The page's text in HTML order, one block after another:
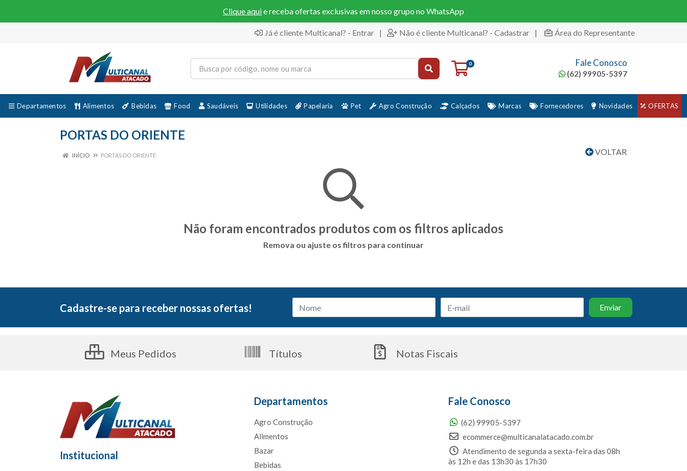
Clique aquie receba ofertas exclusivas em nosso grupo no WhatsApp
Já é cliente Multicanal? - Entrar | Não é cliente Multicanal? - Cadastrar | Área do Representante
0 Fale Conosco
(62) 99905-5397
Departamentos Alimentos Bebidas Food Saudáveis Utilidades Papelaria Pet Agro Construção Calçados Marcas Fornecedores Novidades OFERTAS
PORTAS DO ORIENTE
VOLTAR
INÍCIO PORTAS DO ORIENTE
Não foram encontrados produtos com os filtros aplicados
Remova ou ajuste os filtros para continuar
Cadastre-se para receber nossas ofertas!
Meus Pedidos Títulos Notas Fiscais
Institucional
Departamentos
Agro Construção
Alimentos
Bazar
Bebidas
Fale Conosco
(62) 99905-5397
ecommerce@multicanalatacado.com.br
Atendimento de segunda a sexta-feira das 08h
às 12h e das 13h30 às 17h30